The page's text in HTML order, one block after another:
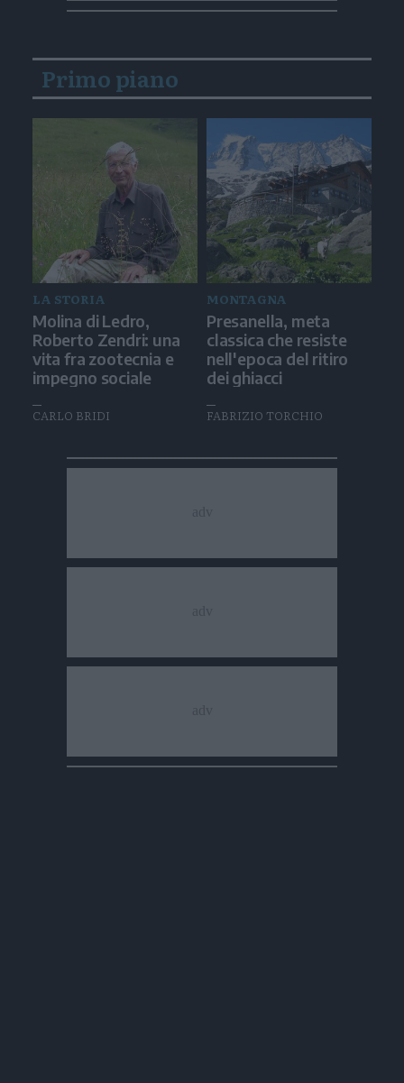
Primo piano
LA STORIA
Molina di Ledro,
Roberto Zendri: una
vita fra zootecnia e
impegno sociale
CARLO BRIDI
MONTAGNA
Presanella, meta
classica che resiste
nell'epoca del ritiro
dei ghiacci
FABRIZIO TORCHIO